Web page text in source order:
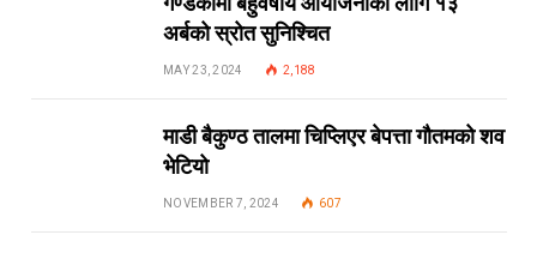
अर्बको स्रोत सुनिश्चित
MAY 23, 2024 2,188
माडी बैकुण्ठ तालमा चिप्लिएर बेपत्ता गौतमको शव
भेटियो
NOVEMBER 7, 2024 607